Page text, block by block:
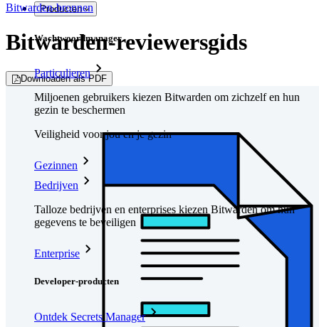
Producten
Wachtwoordmanager
Particulieren
Miljoenen gebruikers kiezen Bitwarden om zichzelf en hun
gezin te beschermen
Veiligheid voor jou en je gezin
Gezinnen
Bedrijven
Talloze bedrijven en enterprises kiezen Bitwarden om hun
gegevens te beveiligen
Enterprise
Developer-producten
Ontdek Secrets Manager
Bitwarden-bronnen
Bitwarden-reviewersgids
Downloaden als PDF